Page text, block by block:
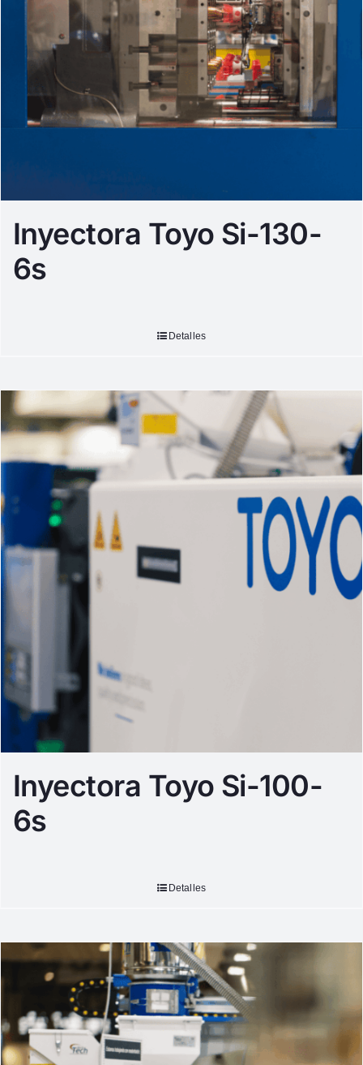
Inyectora Toyo Si-130-
6s
Detalles
Inyectora Toyo Si-100-
6s
Detalles